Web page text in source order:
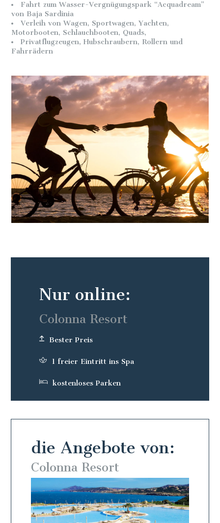
Fahrt zum Wasser-Vergnügungspark “Acquadream”
von Baja Sardinia
Verleih von Wagen, Sportwagen, Yachten,
Motorbooten, Schlauchbooten, Quads,
Privatflugzeugen, Hubschraubern, Rollern und
Fahrrädern
die Angebote von:
Colonna Resort
Nur online:
Colonna Resort
Bester Preis
1 freier Eintritt ins Spa
kostenloses Parken